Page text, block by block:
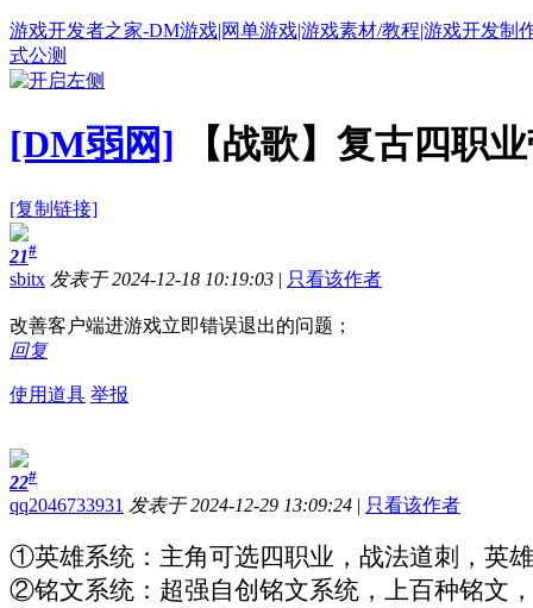
游戏开发者之家-DM游戏|网单游戏|游戏素材/教程|游戏开发制
式公测
[DM弱网] 【战歌】复古四职
[复制链接]
21#
sbitx 发表于 2024-12-18 10:19:03 | 只看该作者
改善客户端进游戏立即错误退出的问题；
回复
使用道具 举报
22#
qq2046733931 发表于 2024-12-29 13:09:24 | 只看该作者
①英雄系统：主角可选四职业，战法道刺，英
②铭文系统：超强自创铭文系统，上百种铭文